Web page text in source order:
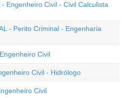
Engenheiro Civil - Civil Calculista
- Perito Criminal - Engenharia
Civil
Civil - Hidrólogo
Civil